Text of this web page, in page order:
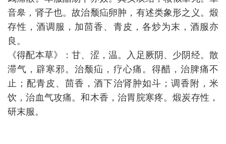
音皋，肾子也。故治颓疝卵肿，有述类象形之义。煅
存性，酒调服，加茴香、青皮，各炒为末，酒服亦
良。
《得配本草》：甘、涩，温。入足厥阴、少阴经。散
滞气，辟寒邪。治颓疝，疗心痛。得醋，治脾痛不
止；配青皮、茴香，酒下治肾肿如斗；调香附，米
饮，治血气攻痛。和木香，治胃脘寒疼。煅炭存性，
研末服。